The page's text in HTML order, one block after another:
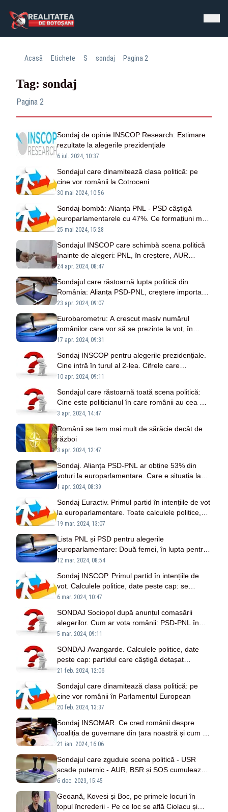
Acasă Etichete S sondaj Pagina 2
Tag: sondaj
Pagina 2
Sondaj de opinie INSCOP Research: Estimare
rezultate la alegerile prezidențiale
6 iul. 2024, 10:37
Sondajul care dinamitează clasa politică: pe
cine vor românii la Cotroceni
30 mai 2024, 10:56
Sondaj-bombă: Alianța PNL - PSD câștigă
europarlamentarele cu 47%. Ce formațiuni mai
prind podiumul?
25 mai 2024, 15:28
Sondajul INSCOP care schimbă scena politică
înainte de alegeri: PNL, în creștere, AUR
înregistrează o scădere semnificativă
24 apr. 2024, 08:47
Sondajul care răstoarnă lupta politică din
România: Alianța PSD-PNL, creștere importantă
în ultima lună, în timp ce AUR se prăbușește
23 apr. 2024, 09:07
Eurobarometru: A crescut masiv numărul
românilor care vor să se prezinte la vot, în
comparație cu 2019
17 apr. 2024, 09:31
Sondaj INSCOP pentru alegerile prezidențiale.
Cine intră în turul al 2-lea. Cifrele care
răstoarnă scena politică
10 apr. 2024, 09:11
Sondajul care răstoarnă toată scena politică:
Cine este politicianul în care românii au cea mai
mare încredere
3 apr. 2024, 14:47
Românii se tem mai mult de sărăcie decât de
război
3 apr. 2024, 12:47
Sondaj. Alianța PSD-PNL ar obține 53% din
voturi la europarlamentare. Care e situația la
locale
1 apr. 2024, 08:39
Sondaj Euractiv. Primul partid în intențiile de vot
la europarlamentare. Toate calculele politice,
date peste cap. Cifrele care trimit românii la
19 mar. 2024, 13:07
Lista PNL și PSD pentru alegerile
europarlamentare: Două femei, în lupta pentru
primul loc! Nume surpriză
12 mar. 2024, 08:54
Sondaj INSCOP. Primul partid în intențiile de
vot. Calculele politice, date peste cap: se
schimbă harta puterii
6 mar. 2024, 10:47
SONDAJ Sociopol după anunțul comasării
alegerilor. Cum ar vota românii: PSD-PNL în
alianță sau separat?
5 mar. 2024, 09:11
SONDAJ Avangarde. Calculele politice, date
peste cap: partidul care câștigă detașat
încrederea românilor
21 feb. 2024, 12:06
Sondajul care dinamitează clasa politică: pe
cine vor românii în Parlamentul European
20 feb. 2024, 13:37
Sondaj INSOMAR. Ce cred românii despre
coaliția de guvernare din țara noastră și cum va
fi influențată România de alegerile din SUA
21 ian. 2024, 16:06
Sondajul care zguduie scena politică - USR
scade puternic - AUR, BSR și SOS cumulează
29% - UNPR, partidul lui Gabriel Oprea,
6 dec. 2023, 15:45
Geoană, Kovesi și Boc, pe primele locuri în
topul încrederii - Pe ce loc se află Ciolacu și